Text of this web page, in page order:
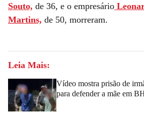
Souto, de 36, e o empresário
Martins, de 50, morreram.
Leia Mais:
Vídeo mostra prisão de
para defender a mãe em